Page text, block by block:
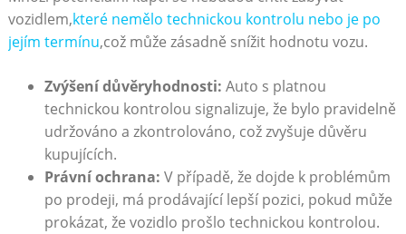
vozidlem,které nemělo technickou kontrolu nebo je po
jejím termínu,což může zásadně snížit hodnotu vozu.
Zvýšení důvěryhodnosti: Auto s platnou
technickou kontrolou signalizuje, že bylo pravidelně
udržováno a zkontrolováno, což zvyšuje důvěru
kupujících.
Právní ochrana: V případě, že dojde k problémům
po prodeji, má prodávající lepší pozici, pokud může
prokázat, že vozidlo prošlo technickou kontrolou.